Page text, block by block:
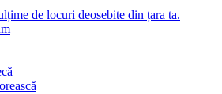
de locuri deosebite din țara ta.